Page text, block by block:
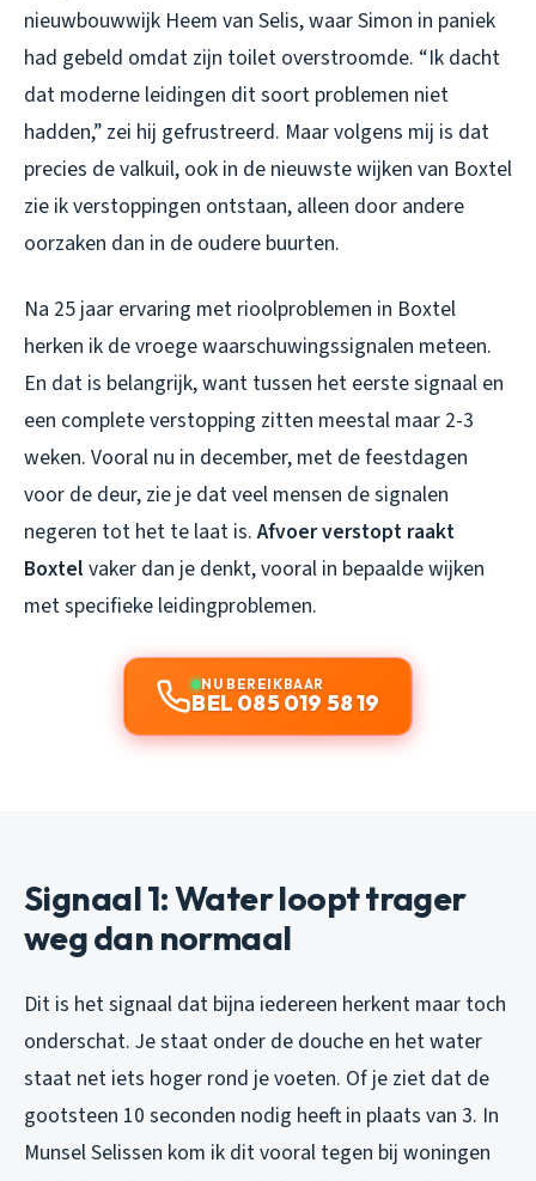
nieuwbouwwijk Heem van Selis, waar Simon in paniek
had gebeld omdat zijn toilet overstroomde. “Ik dacht
dat moderne leidingen dit soort problemen niet
hadden,” zei hij gefrustreerd. Maar volgens mij is dat
precies de valkuil, ook in de nieuwste wijken van Boxtel
zie ik verstoppingen ontstaan, alleen door andere
oorzaken dan in de oudere buurten.
Na 25 jaar ervaring met rioolproblemen in Boxtel
herken ik de vroege waarschuwingssignalen meteen.
En dat is belangrijk, want tussen het eerste signaal en
een complete verstopping zitten meestal maar 2-3
weken. Vooral nu in december, met de feestdagen
voor de deur, zie je dat veel mensen de signalen
negeren tot het te laat is. Afvoer verstopt raakt
Boxtel vaker dan je denkt, vooral in bepaalde wijken
met specifieke leidingproblemen.
NU BEREIKBAAR
BEL 085 019 58 19
Signaal 1: Water loopt trager
weg dan normaal
Dit is het signaal dat bijna iedereen herkent maar toch
onderschat. Je staat onder de douche en het water
staat net iets hoger rond je voeten. Of je ziet dat de
gootsteen 10 seconden nodig heeft in plaats van 3. In
Munsel Selissen kom ik dit vooral tegen bij woningen